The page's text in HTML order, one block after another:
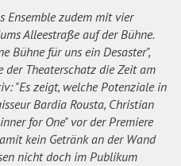
Ensemble zudem mit vier
Alleestraße auf der Bühne.
Bühne für uns ein Desaster",
der Theaterschatz die Zeit am
"Es zeigt, welche Potenziale in
Bardia Rousta, Christian
for One" vor der Premiere
kein Getränk an der Wand
nicht doch im Publikum